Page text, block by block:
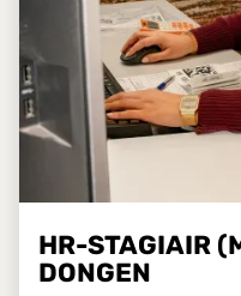
HR-STAGIAIR
DONGEN